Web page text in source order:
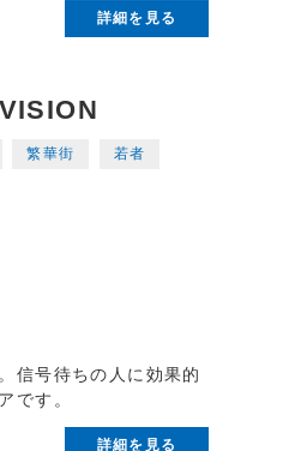
詳細を見る
繁華街 若者
信号待ちの人に効果的
です。
詳細を見る